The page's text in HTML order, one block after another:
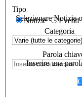
Tipo
Selezionare Notizie
Notizie Eventi
Categoria
Parola
Inserire una